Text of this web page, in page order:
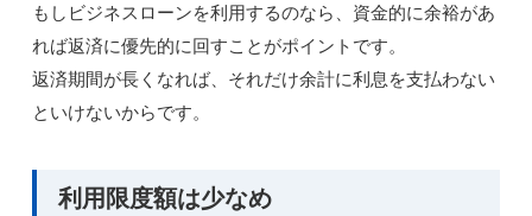
もしビジネスローンを利用するのなら、資金的に余裕があ
れば返済に優先的に回すことがポイントです。
返済期間が長くなれば、それだけ余計に利息を支払わない
といけないからです。
利用限度額は少なめ